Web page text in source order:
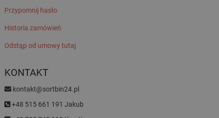
Przypomnij hasło
Historia zamówień
Odstąp od umowy tutaj
KONTAKT
kontakt@sortbin24.pl
+48 515 661 191 Jakub